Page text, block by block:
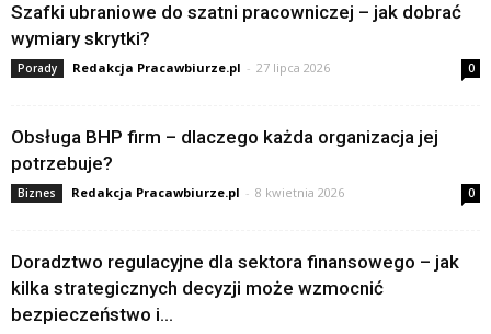
Szafki ubraniowe do szatni pracowniczej – jak dobrać
wymiary skrytki?
Porady Redakcja Pracawbiurze.pl - 27 lipca 2026 0
Obsługa BHP firm – dlaczego każda organizacja jej
potrzebuje?
Biznes Redakcja Pracawbiurze.pl - 8 kwietnia 2026 0
Doradztwo regulacyjne dla sektora finansowego – jak
kilka strategicznych decyzji może wzmocnić
bezpieczeństwo i...